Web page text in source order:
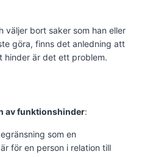
väljer bort saker som han eller
göra, finns det anledning att
hinder är det ett problem.
av funktionshinder:
som en
för en person i relation till